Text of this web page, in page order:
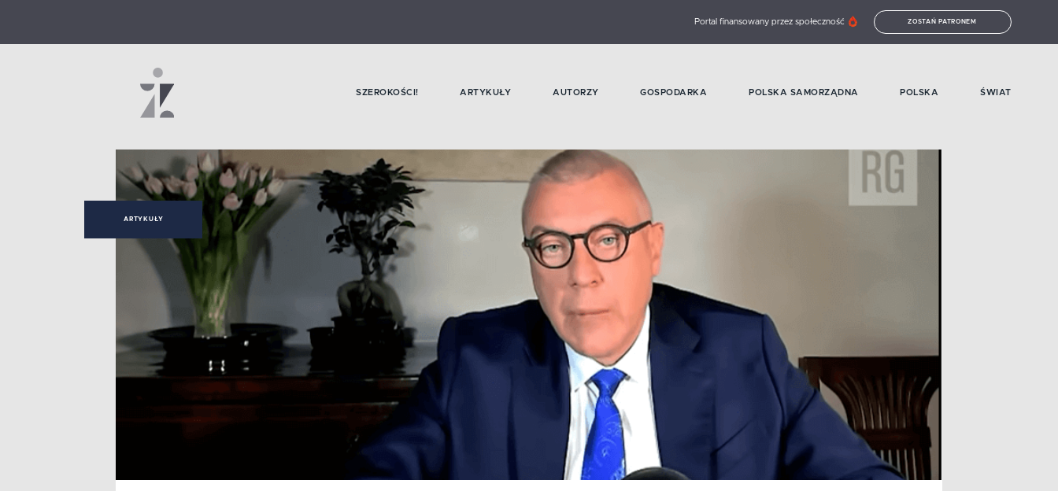
Portal finansowany przez społeczność ZOSTAŃ PATRONEM
SZEROKOŚCI! ARTYKUŁY AUTORZY GOSPODARKA POLSKA SAMORZĄDNA POLSKA ŚWIAT
ARTYKUŁY